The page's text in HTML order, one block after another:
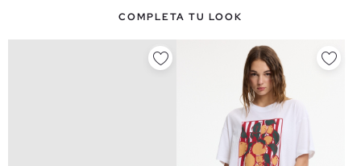
COMPLETA TU LOOK